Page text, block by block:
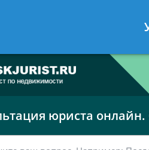
7 812 467-
юриста